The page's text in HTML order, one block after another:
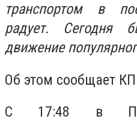
транспортом в
радует. Сегодня
движение
Об этом сообщает
С 17:48 в